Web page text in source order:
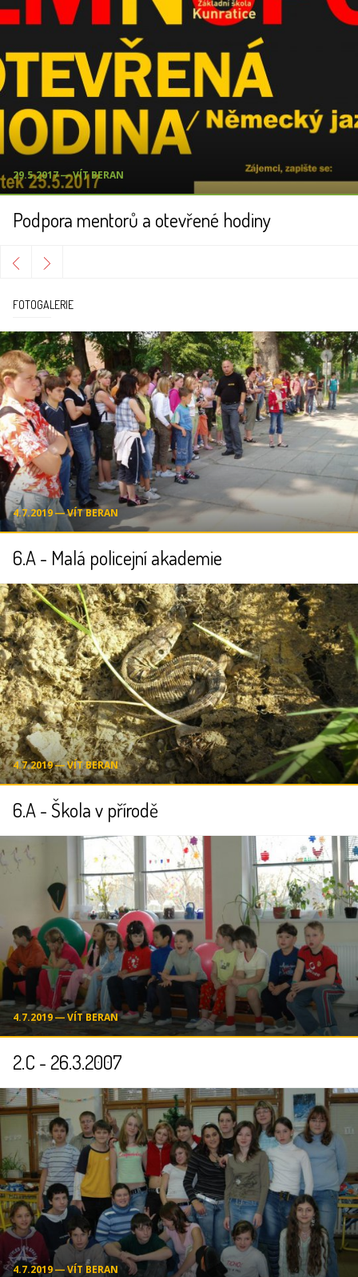
29.5.2017 ― VÍT BERAN
Podpora mentorů a otevřené hodiny
FOTOGALERIE
4.7.2019 ― VÍT BERAN
6.A - Malá policejní akademie
4.7.2019 ― VÍT BERAN
6.A - Škola v přírodě
4.7.2019 ― VÍT BERAN
2.C - 26.3.2007
4.7.2019 ― VÍT BERAN